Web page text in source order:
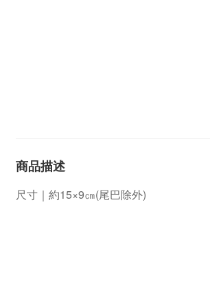
商品描述
尺寸｜約15×9㎝(尾巴除外)